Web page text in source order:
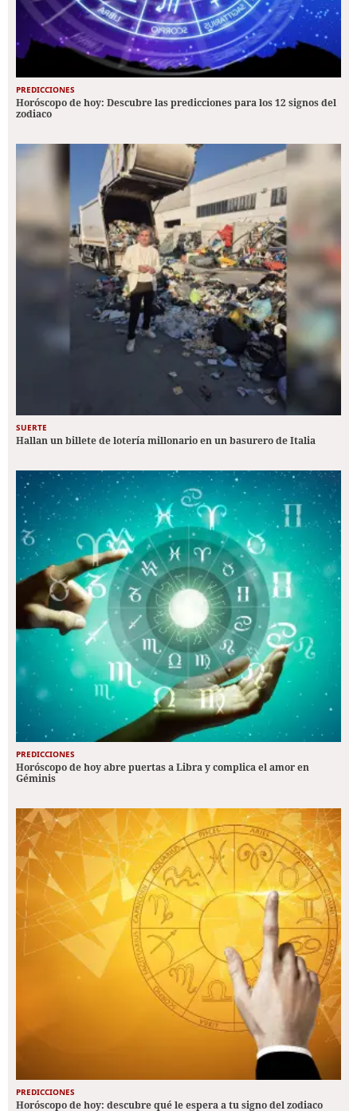
PREDICCIONES
Horóscopo de hoy: Descubre las predicciones para los 12 signos del
zodiaco
SUERTE
Hallan un billete de lotería millonario en un basurero de Italia
PREDICCIONES
Horóscopo de hoy abre puertas a Libra y complica el amor en
Géminis
PREDICCIONES
Horóscopo de hoy: descubre qué le espera a tu signo del zodiaco